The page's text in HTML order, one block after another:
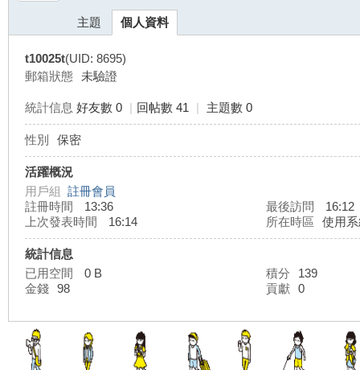
台
外
›
主題 個人資料
t10025t(UID: 8695)
郵箱狀態 未驗證
統計信息 好友數 0 | 回帖數 41 | 主題數 0
性別 保密
活躍概況
用戶組 註冊會員
註冊時間
13:36 最後訪問
16:12
上次發表時間
16:14 所在時區 使用
統計信息
已用空間
0 B 積分
139
金錢 98 貢獻 0